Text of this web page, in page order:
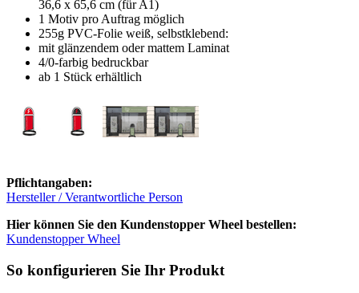
36,6 x 65,6 cm (für A1)
1 Motiv pro Auftrag möglich
255g PVC-Folie weiß, selbstklebend:
mit glänzendem oder mattem Laminat
4/0-farbig bedruckbar
ab 1 Stück erhältlich
Pflichtangaben:
Hersteller / Verantwortliche Person
Hier können Sie den Kundenstopper Wheel bestellen:
Kundenstopper Wheel
So konfigurieren Sie Ihr Produkt